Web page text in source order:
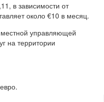
в зависимости от
около €10 в месяц.
местной управляющей
на территории